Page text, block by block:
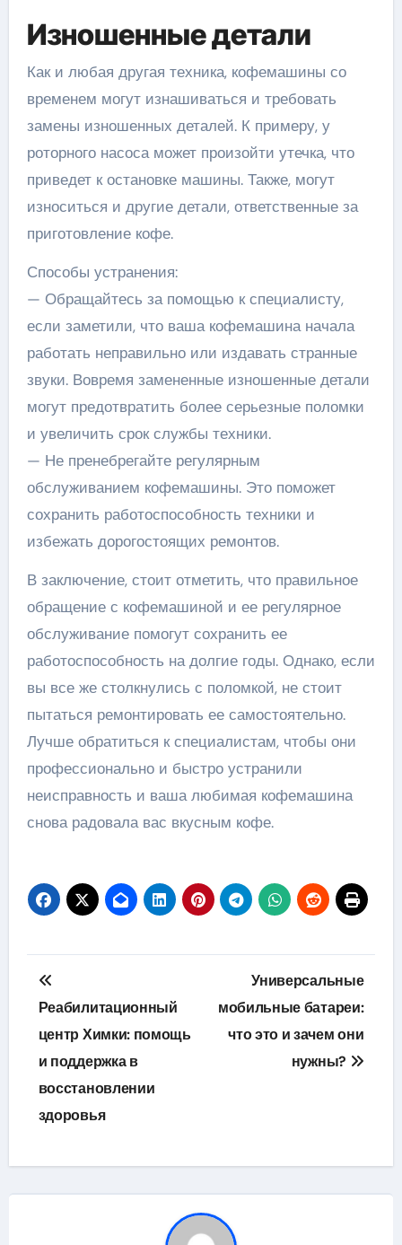
Изношенные детали
Как и любая другая техника, кофемашины со
временем могут изнашиваться и требовать
замены изношенных деталей. К примеру, у
роторного насоса может произойти утечка, что
приведет к остановке машины. Также, могут
износиться и другие детали, ответственные за
приготовление кофе.
Способы устранения:
— Обращайтесь за помощью к специалисту,
если заметили, что ваша кофемашина начала
работать неправильно или издавать странные
звуки. Вовремя замененные изношенные детали
могут предотвратить более серьезные поломки
и увеличить срок службы техники.
— Не пренебрегайте регулярным
обслуживанием кофемашины. Это поможет
сохранить работоспособность техники и
избежать дорогостоящих ремонтов.
В заключение, стоит отметить, что правильное
обращение с кофемашиной и ее регулярное
обслуживание помогут сохранить ее
работоспособность на долгие годы. Однако, если
вы все же столкнулись с поломкой, не стоит
пытаться ремонтировать ее самостоятельно.
Лучше обратиться к специалистам, чтобы они
профессионально и быстро устранили
неисправность и ваша любимая кофемашина
снова радовала вас вкусным кофе.
Навигация
по
записям
Реабилитационный
центр Химки: помощь
и поддержка в
восстановлении
здоровья
Универсальные
мобильные батареи:
что это и зачем они
нужны?